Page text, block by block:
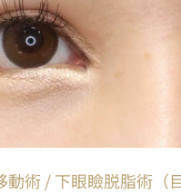
動術 / 下眼瞼脱脂術（